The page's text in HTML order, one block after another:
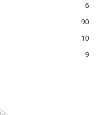
6
90
10
9